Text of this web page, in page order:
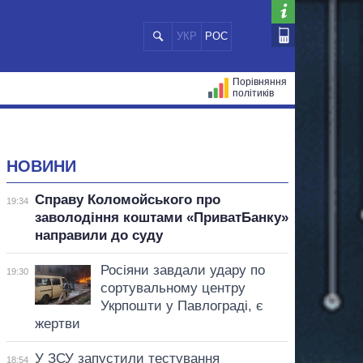
УКР РОС
Порівняння
політиків
НОВИНИ
19:34
Справу Коломойського про
заволодіння коштами «ПриватБанку»
направили до суду
19:30
Росіяни завдали удару по
сортувальному центру
Укрпошти у Павлограді, є
жертви
18:54
У ЗСУ запустили тестування